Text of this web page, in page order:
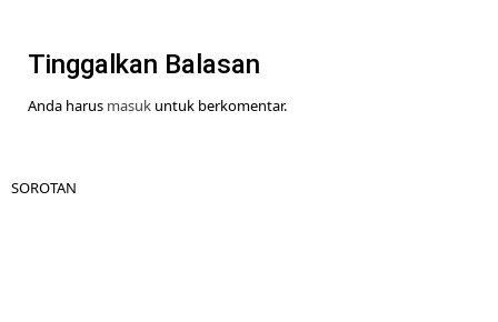
Tinggalkan Balasan
Anda harus masuk untuk berkomentar.
SOROTAN